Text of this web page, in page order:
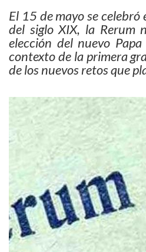
El 15 de mayo se
del siglo XIX, la Rerum
elección del nuevo
contexto de la primera
de los nuevos retos que